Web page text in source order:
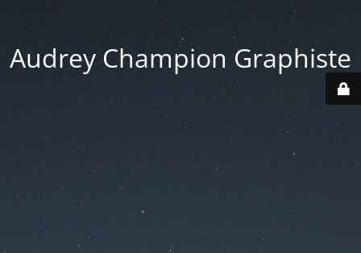
Audrey Champion Graphiste